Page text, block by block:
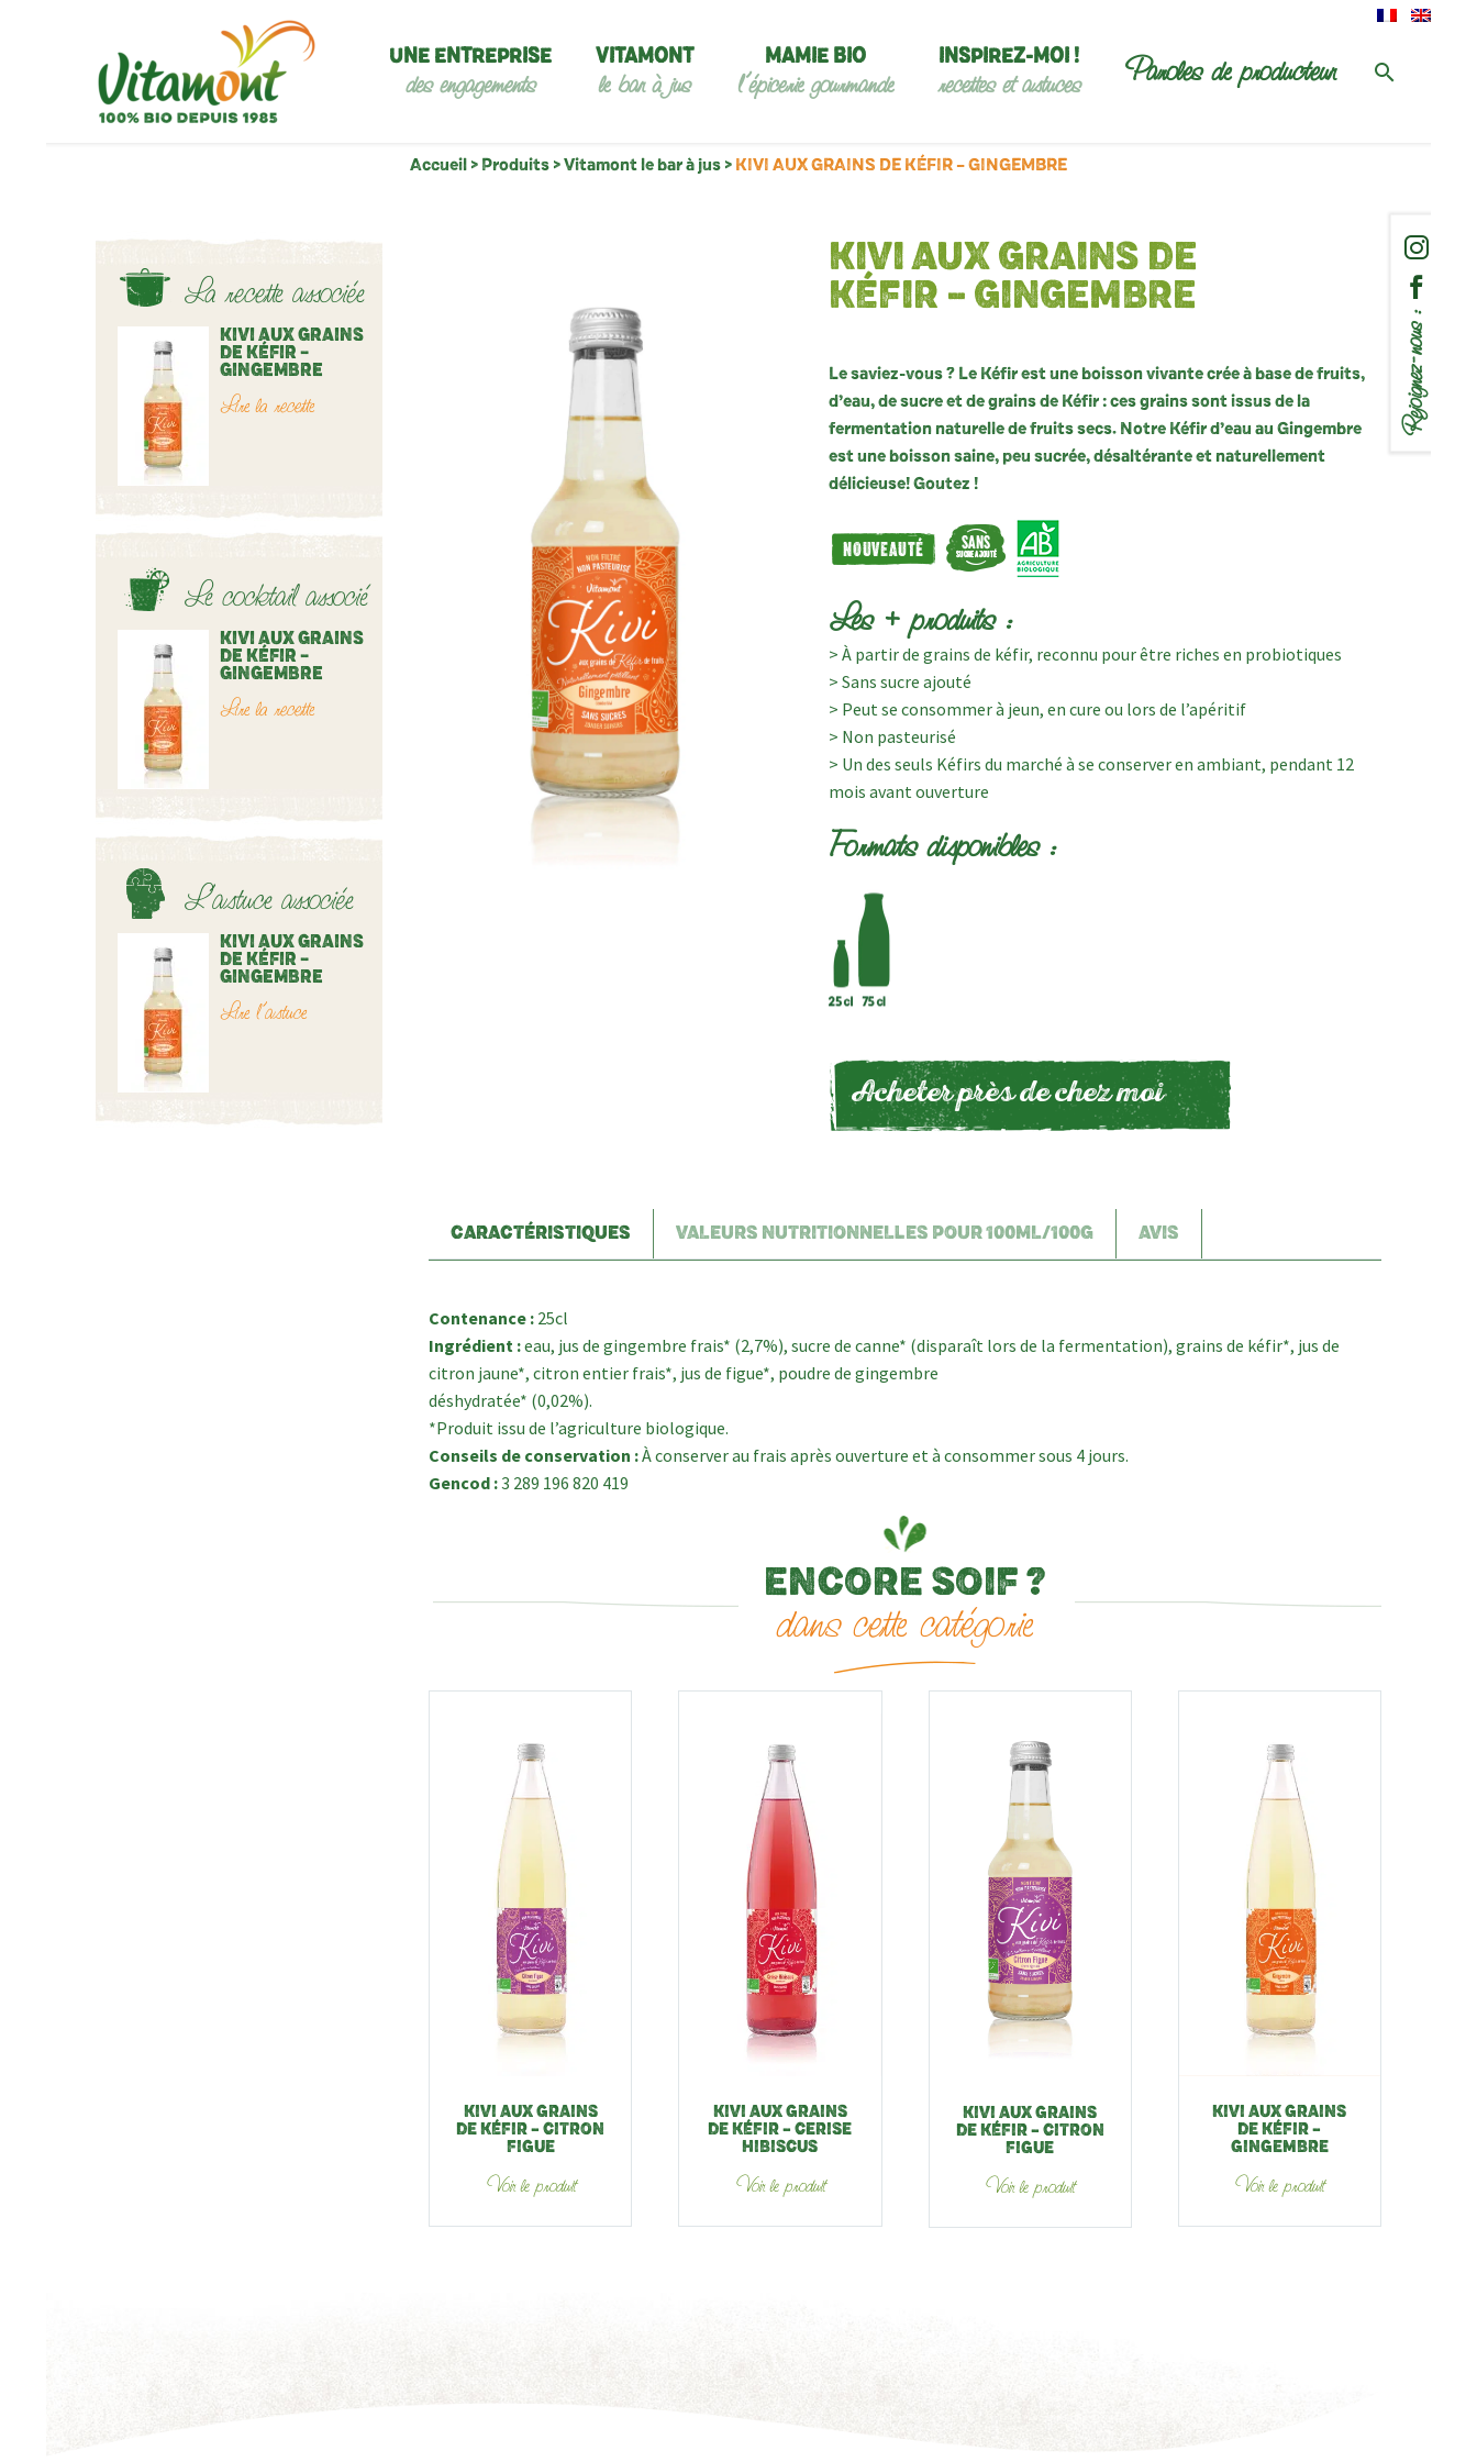
UNE ENTREPRISE
des engagements
VITAMONT
le bar à jus
MAMIE BIO
l’épicerie gourmande
INSPIREZ-MOI !
recettes et astuces Paroles de producteur
Rejoignez-nous :
Accueil > Produits >Vitamont le bar à jus > KIVI AUX GRAINS DE KÉFIR – GINGEMBRE
KIVI AUX GRAINS DE
KÉFIR – GINGEMBRE
Le saviez-vous ? Le Kéfir est une boisson vivante crée à base de fruits,
d’eau, de sucre et de grains de Kéfir : ces grains sont issus de la
fermentation naturelle de fruits secs. Notre Kéfir d’eau au Gingembre
est une boisson saine, peu sucrée, désaltérante et naturellement
délicieuse! Goutez !
Les + produits :
> À partir de grains de kéfir, reconnu pour être riches en probiotiques
> Sans sucre ajouté
> Peut se consommer à jeun, en cure ou lors de l’apéritif
> Non pasteurisé
> Un des seuls Kéfirs du marché à se conserver en ambiant, pendant 12
mois avant ouverture
Formats disponibles :
Acheter près de chez moi
ENCORE SOIF ?
dans cette catégorie
KIVI AUX GRAINS
DE KÉFIR – CITRON
FIGUE
Voir le produit
KIVI AUX GRAINS
DE KÉFIR – CERISE
HIBISCUS
Voir le produit
KIVI AUX GRAINS
DE KÉFIR – CITRON
FIGUE
Voir le produit
KIVI AUX GRAINS
DE KÉFIR –
GINGEMBRE
Voir le produit
CARACTÉRISTIQUES VALEURS NUTRITIONNELLES POUR 100ML/100G AVIS
Contenance : 25cl
Ingrédient :eau, jus de gingembre frais* (2,7%), sucre de canne* (disparaît lors de la fermentation), grains de kéfir*, jus de
citron jaune*, citron entier frais*, jus de figue*, poudre de gingembre
déshydratée* (0,02%).
*Produit issu de l’agriculture biologique.
Conseils de conservation :À conserver au frais après ouverture et à consommer sous 4 jours.
Gencod :3 289 196 820 419
La recette associée
KIVI AUX GRAINS
DE KÉFIR –
GINGEMBRE
Lire la recette
Le cocktail associé
KIVI AUX GRAINS
DE KÉFIR –
GINGEMBRE
Lire la recette
L’astuce associée
KIVI AUX GRAINS
DE KÉFIR –
GINGEMBRE
Lire l’astuce